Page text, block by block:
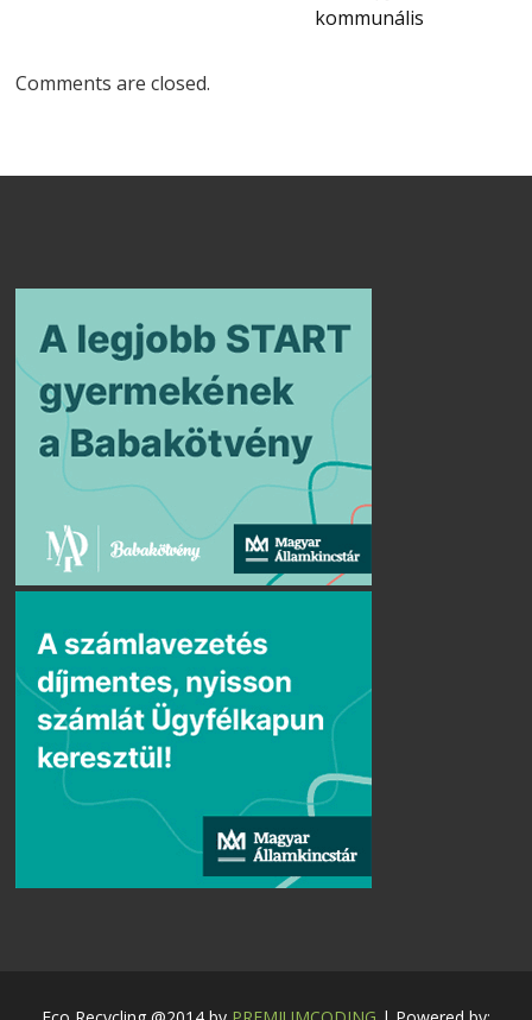
kommunális
Comments are closed.